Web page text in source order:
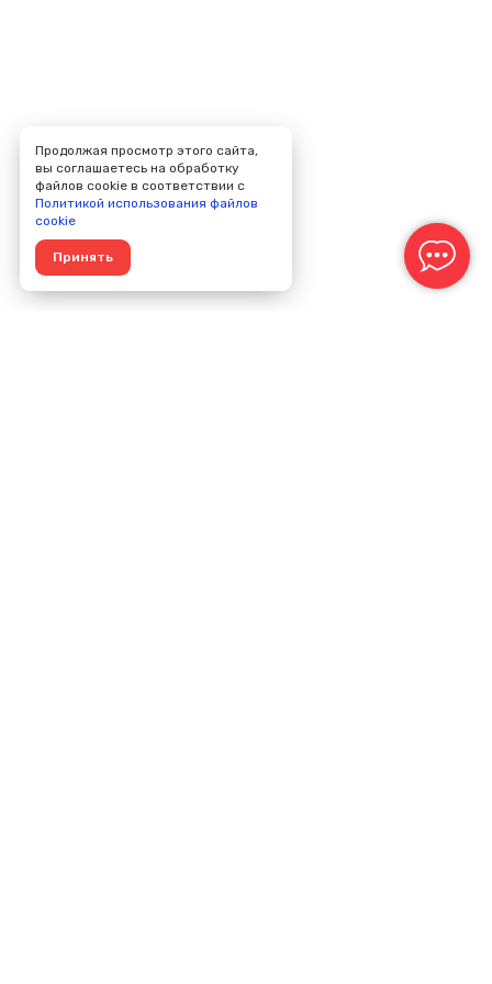
Продолжая просмотр этого сайта,
вы соглашаетесь на обработку
файлов cookie в соответствии с
Политикой использования файлов
cookie
Принять